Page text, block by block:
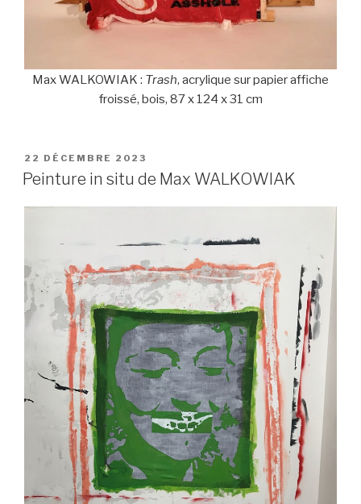
Max WALKOWIAK : Trash, acrylique sur papier affiche
froissé, bois, 87 x 124 x 31 cm
PUBLIÉ
LE
22 DÉCEMBRE 2023
Peinture in situ de Max WALKOWIAK